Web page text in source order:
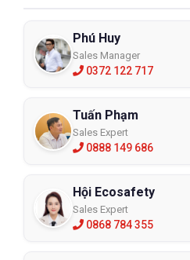
Phú Huy
Sales Manager
0372 122 717
Tuấn Phạm
Sales Expert
0888 149 686
Hội Ecosafety
Sales Expert
0868 784 355